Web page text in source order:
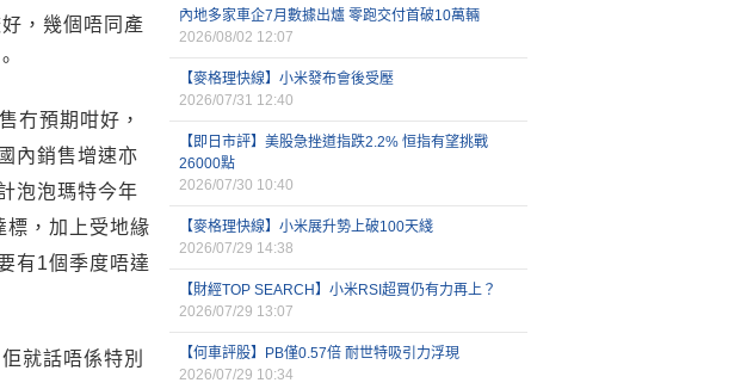
，幾個唔同產
冇預期咁好，
內銷售增速亦
泡泡瑪特今年
標，加上受地緣
有1個季度唔達
就話唔係特別
內地多家車企7月數據出爐 零跑交付首破10萬輛
2026/08/02 12:07
【麥格理快線】小米發布會後受壓
2026/07/31 12:40
【即日市評】美股急挫道指跌2.2% 恒指有望挑戰
26000點
2026/07/30 10:40
【麥格理快線】小米展升勢上破100天綫
2026/07/29 14:38
【財經TOP SEARCH】小米RSI超買仍有力再上？
2026/07/29 13:07
【何車評股】PB僅0.57倍 耐世特吸引力浮現
2026/07/29 10:34